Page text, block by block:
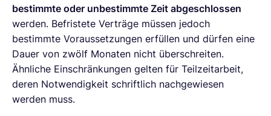
bestimmte oder unbestimmte Zeit abgeschlossen
werden. Befristete Verträge müssen jedoch
bestimmte Voraussetzungen erfüllen und dürfen eine
Dauer von zwölf Monaten nicht überschreiten.
Ähnliche Einschränkungen gelten für Teilzeitarbeit,
deren Notwendigkeit schriftlich nachgewiesen
werden muss.